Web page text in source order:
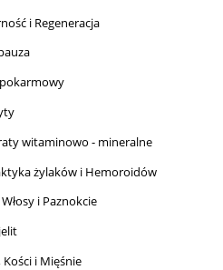
i Regeneracja
pokarmowy
witaminowo - mineralne
żylaków i Hemoroidów
i Paznokcie
Kości i Mięśnie